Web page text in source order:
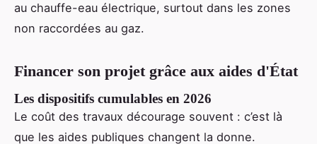
au chauffe-eau électrique, surtout dans les zones
non raccordées au gaz.
Financer son projet grâce aux aides d'État
Les dispositifs cumulables en 2026
Le coût des travaux décourage souvent : c’est là
que les aides publiques changent la donne.